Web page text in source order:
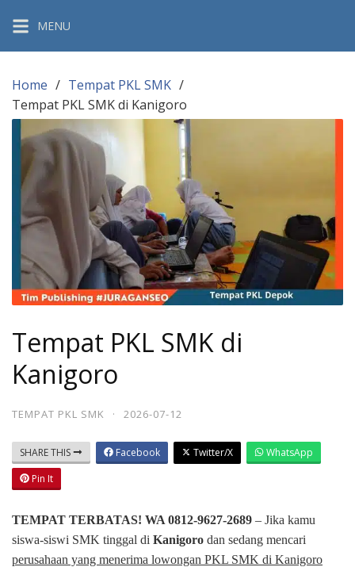
content
MENU
Home
Tempat PKL SMK
Tempat PKL SMK di Kanigoro
Tempat PKL SMK di
Kanigoro
TEMPAT PKL SMK · 2026-07-12
SHARE THIS Facebook Twitter/X
WhatsApp
Pin It
TEMPAT TERBATAS! WA 0812-9627-2689 – Jika kamu
siswa-siswi SMK tinggal di Kanigoro dan sedang mencari
perusahaan yang menerima lowongan PKL SMK di Kanigoro